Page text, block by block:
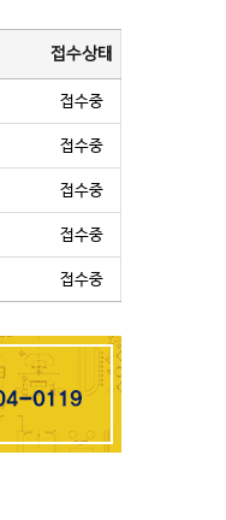
접수상태
접수중
접수중
접수중
접수중
접수중